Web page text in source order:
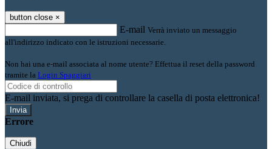
button close ×
E-mail Verrà inviato un messaggio
all'indirizzo indicato con le istruzioni necessarie.
Non hai una e-mail associata al nome utente? Effettua il reset della password
tramite la Login Spaggiari
E-mail inviata, si prega di controllare la casella di posta elettronica!
Errore
Chiudi